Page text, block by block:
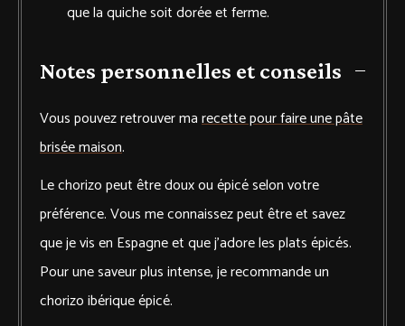
que la quiche soit dorée et ferme.
Notes personnelles et conseils
Vous pouvez retrouver marecette pour faire une pâte
brisée maison.
Le chorizo peut être doux ou épicé selon votre
préférence. Vous me connaissez peut être et savez
que je vis en Espagne et que j’adore les plats épicés.
Pour une saveur plus intense, je recommande un
chorizo ibérique épicé.